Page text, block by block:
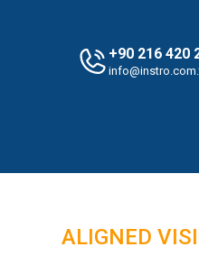
+90 216 420
ALIGNED